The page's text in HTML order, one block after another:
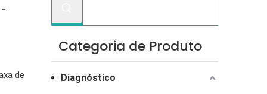
de
Categoria de Produto
Diagnóstico